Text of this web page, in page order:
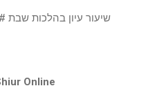
שיעור עיון בהלכות שבת
Online